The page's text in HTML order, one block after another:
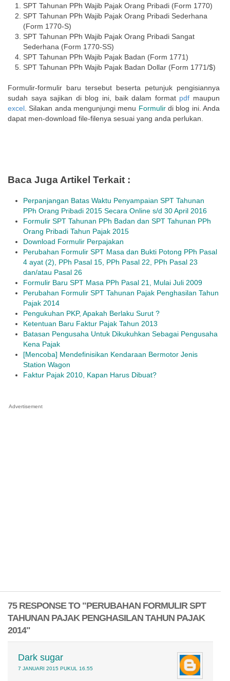
SPT Tahunan PPh Wajib Pajak Orang Pribadi (Form 1770)
SPT Tahunan PPh Wajib Pajak Orang Pribadi Sederhana
(Form 1770-S)
SPT Tahunan PPh Wajib Pajak Orang Pribadi Sangat
Sederhana (Form 1770-SS)
SPT Tahunan PPh Wajib Pajak Badan (Form 1771)
SPT Tahunan PPh Wajib Pajak Badan Dollar (Form 1771/$)
Formulir-formulir baru tersebut beserta petunjuk pengisiannya
sudah saya sajikan di blog ini, baik dalam format pdf maupun
excel . Silakan anda mengunjungi menu Formulirdi blog ini. Anda
dapat men-download file-filenya sesuai yang anda perlukan.
Baca Juga Artikel Terkait :
Perpanjangan Batas Waktu Penyampaian SPT Tahunan
PPh Orang Pribadi 2015 Secara Online s/d 30 April 2016
Formulir SPT Tahunan PPh Badan dan SPT Tahunan PPh
Orang Pribadi Tahun Pajak 2015
Download Formulir Perpajakan
Perubahan Formulir SPT Masa dan Bukti Potong PPh Pasal
4 ayat (2), PPh Pasal 15, PPh Pasal 22, PPh Pasal 23
dan/atau Pasal 26
Formulir Baru SPT Masa PPh Pasal 21, Mulai Juli 2009
Perubahan Formulir SPT Tahunan Pajak Penghasilan Tahun
Pajak 2014
Pengukuhan PKP, Apakah Berlaku Surut ?
Ketentuan Baru Faktur Pajak Tahun 2013
Batasan Pengusaha Untuk Dikukuhkan Sebagai Pengusaha
Kena Pajak
[Mencoba] Mendefinisikan Kendaraan Bermotor Jenis
Station Wagon
Faktur Pajak 2010, Kapan Harus Dibuat?
Advertisement
75 RESPONSE TO "PERUBAHAN FORMULIR SPT
TAHUNAN PAJAK PENGHASILAN TAHUN PAJAK
2014"
Dark sugar
7 JANUARI 2015 PUKUL 16.55